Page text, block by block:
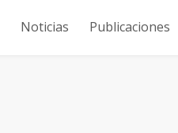
Noticias Publicaciones